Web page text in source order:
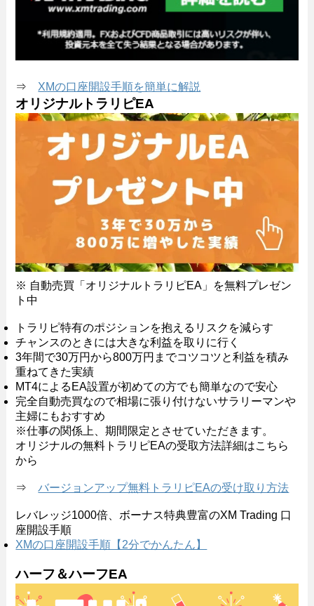
⇒ XMの口座開設手順を簡単に解説
オリジナルトラリピEA
※ 自動売買「オリジナルトラリピEA」を無料プレゼン
ト中
トラリピ特有のポジションを抱えるリスクを減らす
チャンスのときには大きな利益を取りに行く
3年間で30万円から800万円までコツコツと利益を積み
重ねてきた実績
MT4によるEA設置が初めての方でも簡単なので安心
完全自動売買なので相場に張り付けないサラリーマンや
主婦にもおすすめ
※仕事の関係上、期間限定とさせていただきます。
オリジナルの無料トラリピEAの受取方法詳細はこちら
から
⇒バージョンアップ無料トラリピEAの受け取り方法
レバレッジ1000倍、ボーナス特典豊富のXM Trading 口
座開設手順
XMの口座開設手順【2分でかんたん】
ハーフ＆ハーフEA